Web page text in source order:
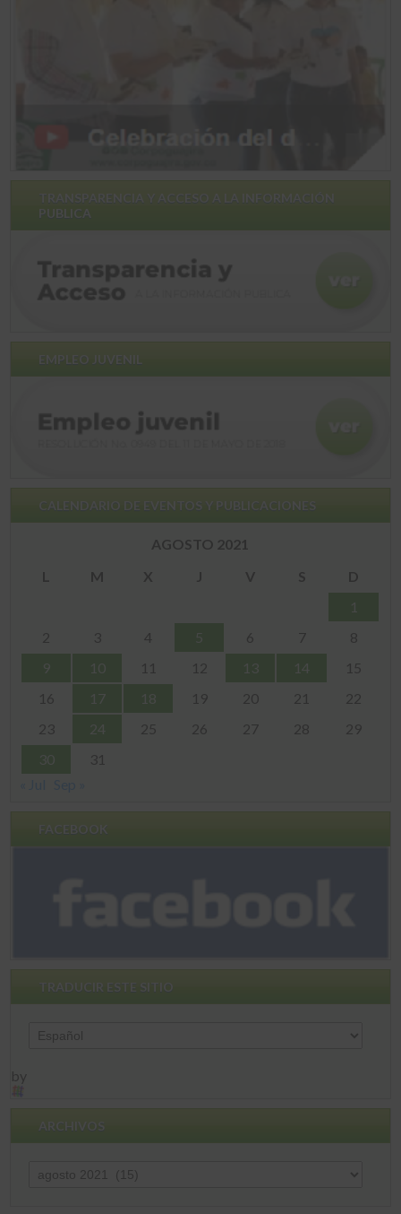
PUBLICA
EMPLEO JUVENIL
CALENDARIO DE EVENTOS Y PUBLICACIONES
AGOSTO 2021
L
M X J V S
D
1
2
3 4 5 6 7
8
9
10 11 12 13 14
15
16
17 18 19 20 21
22
23
24 25 26 27 28
29
30
31
FACEBOOK
TRADUCIR ESTE SITIO
by
ARCHIVOS